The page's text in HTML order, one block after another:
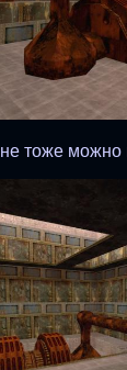
тоже можно